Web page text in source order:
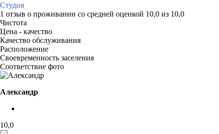
Студия
1 отзыв о проживании со средней оценкой 10,0 из 10,0
Чистота
Цена - качество
Качество обслуживания
Расположение
Своевременность заселения
Соответствие фото
Александр
10,0